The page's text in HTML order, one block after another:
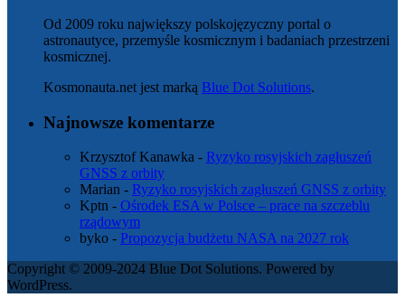
Od 2009 roku największy polskojęzyczny portal o
astronautyce, przemyśle kosmicznym i badaniach przestrzeni
kosmicznej.
Kosmonauta.net jest marką Blue Dot Solutions.
Najnowsze komentarze
Krzysztof Kanawka - Ryzyko rosyjskich zagłuszeń
GNSS z orbity
Marian - Ryzyko rosyjskich zagłuszeń GNSS z orbity
Kptn - Ośrodek ESA w Polsce – prace na szczeblu
rządowym
byko - Propozycja budżetu NASA na 2027 rok
Copyright © 2009-2024 Blue Dot Solutions. Powered by
WordPress.